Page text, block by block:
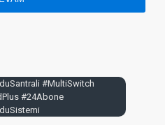
#MultiSwitch
#24Abone